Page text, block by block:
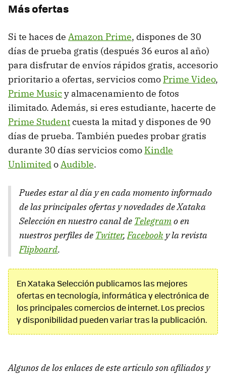
Más ofertas
Si te haces de Amazon Prime, dispones de 30
días de prueba gratis (después 36 euros al año)
para disfrutar de envíos rápidos gratis, accesorio
prioritario a ofertas, servicios como Prime Video,
Prime Musicy almacenamiento de fotos
ilimitado. Además, si eres estudiante, hacerte de
Prime Studentcuesta la mitad y dispones de 90
días de prueba. También puedes probar gratis
durante 30 días servicios como Kindle
UnlimitedoAudible.
Puedes estar al día y en cada momento informado
de las principales ofertas y novedades de Xataka
Selección en nuestro canal de Telegramo en
nuestros perfiles de Twitter,Facebook y la revista
Flipboard.
En Xataka Selección publicamos las mejores
ofertas en tecnología, informática y electrónica de
los principales comercios de internet. Los precios
y disponibilidad pueden variar tras la publicación.
Algunos de los enlaces de este artículo son afiliados y